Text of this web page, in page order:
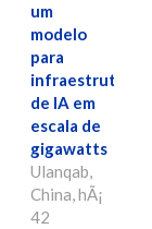
um
modelo
para
infraestrutura
de IA em
escala de
gigawatts
Ulanqab,
China, hÃ¡
42